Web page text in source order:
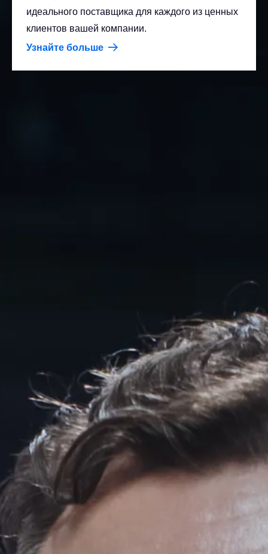
идеального поставщика для каждого из ценных
клиентов вашей компании.
Узнайте больше